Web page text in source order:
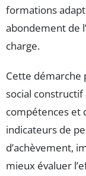
formations
abondement de
charge.
Cette démarche
social
compétences et
indicateurs de
d’achèvement,
mieux évaluer